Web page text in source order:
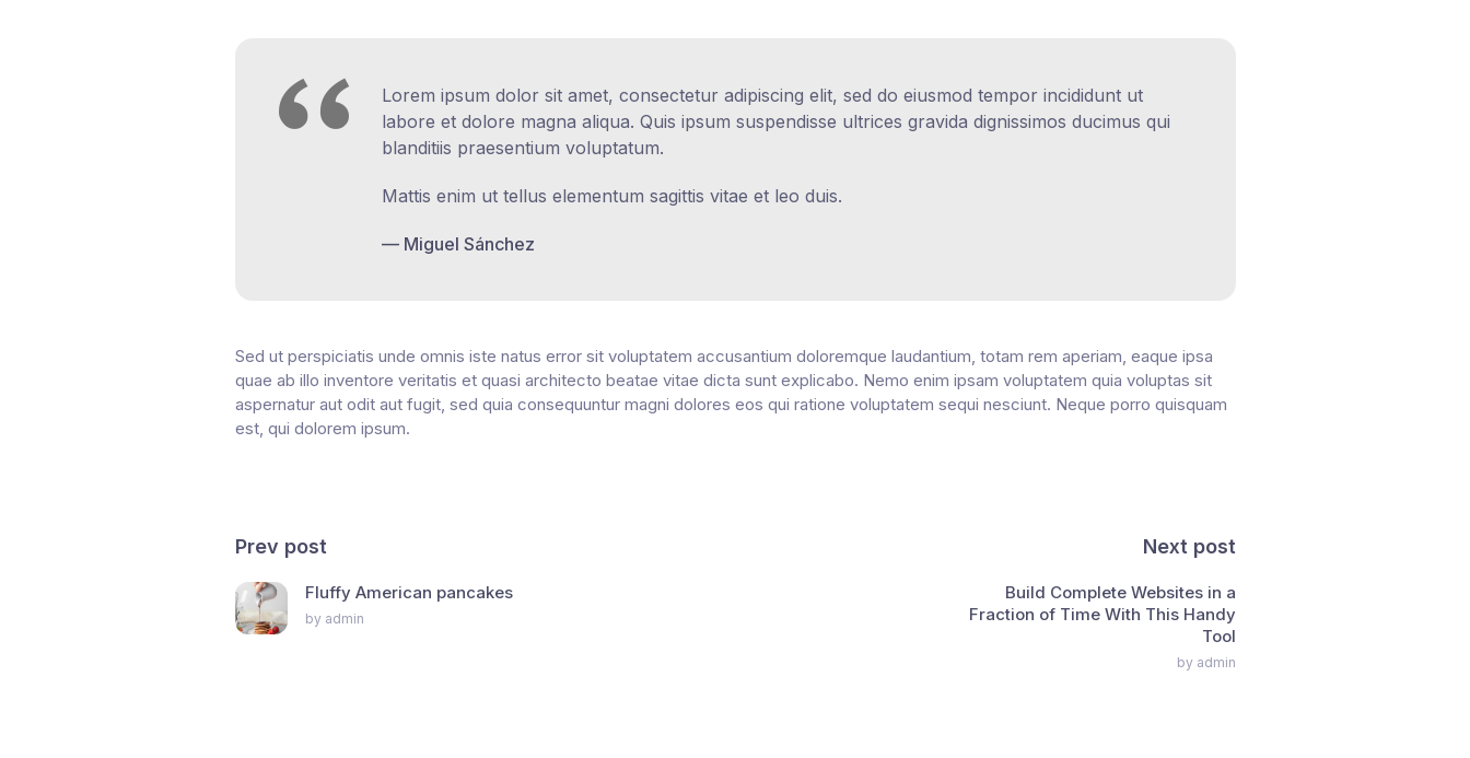
Lorem ipsum dolor sit amet, consectetur adipiscing elit, sed do eiusmod tempor incididunt ut
labore et dolore magna aliqua. Quis ipsum suspendisse ultrices gravida dignissimos ducimus qui
blanditiis praesentium voluptatum.
Mattis enim ut tellus elementum sagittis vitae et leo duis.
Miguel Sánchez
Sed ut perspiciatis unde omnis iste natus error sit voluptatem accusantium doloremque laudantium, totam rem aperiam, eaque ipsa
quae ab illo inventore veritatis et quasi architecto beatae vitae dicta sunt explicabo. Nemo enim ipsam voluptatem quia voluptas sit
aspernatur aut odit aut fugit, sed quia consequuntur magni dolores eos qui ratione voluptatem sequi nesciunt. Neque porro quisquam
est, qui dolorem ipsum.
Prev post
Fluffy American pancakes
by admin
Next post
Build Complete Websites in a
Fraction of Time With This Handy
Tool
by admin